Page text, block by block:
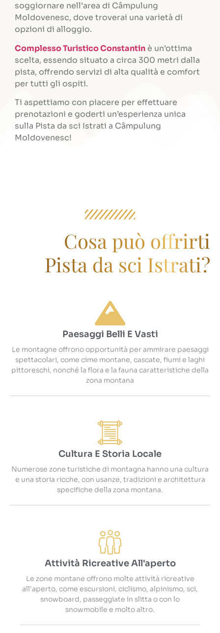
soggiornare nell’area di Câmpulung
Moldovenesc, dove troverai una varietà di
opzioni di alloggio.
Complesso Turistico Constantin è un’ottima
scelta, essendo situato a circa 300 metri dalla
pista, offrendo servizi di alta qualità e comfort
per tutti gli ospiti.
Ti aspettiamo con piacere per effettuare
prenotazioni e goderti un’esperienza unica
sulla Pista da sci Istrati a Câmpulung
Moldovenesc!
Cosa può offrirti
Pista da sci Istrati?
Paesaggi Belli E Vasti
Le montagne offrono opportunità per ammirare paesaggi
spettacolari, come cime montane, cascate, fiumi e laghi
pittoreschi, nonché la flora e la fauna caratteristiche della
zona montana
Cultura E Storia Locale
Numerose zone turistiche di montagna hanno una cultura
e una storia ricche, con usanze, tradizioni e architettura
specifiche della zona montana.
Attività Ricreative All'aperto
Le zone montane offrono molte attività ricreative
all'aperto, come escursioni, ciclismo, alpinismo, sci,
snowboard, passeggiate in slitta o con lo
snowmobile e molto altro.